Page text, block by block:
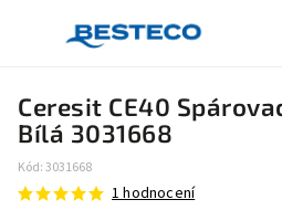
Ceresit CE40
Bílá 3031668
Kód:3031668
1 hodnocení